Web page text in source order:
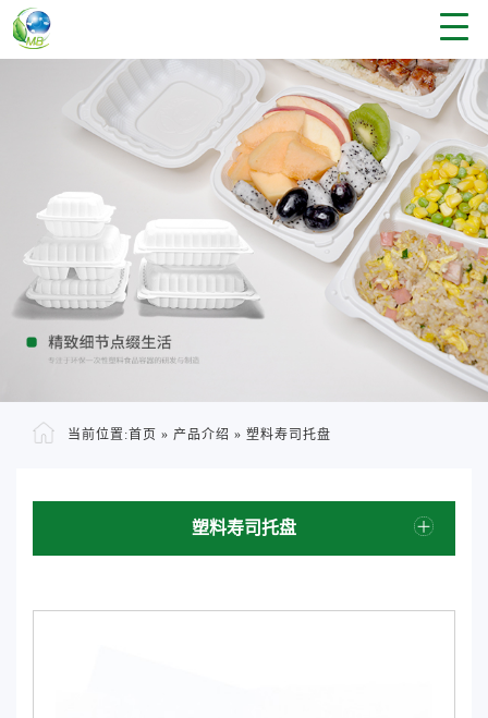
当前位置:首页 » 产品介绍 » 塑料寿司托盘
塑料寿司托盘